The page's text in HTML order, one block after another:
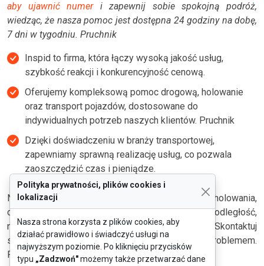
aby ujawnić numeri zapewnij sobie spokojną podróż,
wiedząc, że nasza pomoc jest dostępna 24 godziny na dobę,
7 dni w tygodniu. Pruchnik
Inspid to firma, która łączy wysoką jakość usług,
szybkość reakcji i konkurencyjność cenową.
Oferujemy kompleksową pomoc drogową, holowanie
oraz transport pojazdów, dostosowane do
indywidualnych potrzeb naszych klientów. Pruchnik
Dzięki doświadczeniu w branży transportowej,
zapewniamy sprawną realizację usług, co pozwala
zaoszczędzić czas i pieniądze.
Niezależnie od tego, czy twój samochód wymaga holowania,
czy potrzebujesz transportu na krótką lub długą odległość,
nasza pomoc jest zawsze na wyciągnięcie ręki. Skontaktuj
się z nami, a my szybko zajmiemy się twoim problemem.
Pruchnik
Polityka prywatności, plików cookies i
lokalizacji
Nasza strona korzysta z plików cookies, aby
działać prawidłowo i świadczyć usługi na
najwyższym poziomie. Po kliknięciu przycisków
typu „Zadzwoń"możemy także przetwarzać dane